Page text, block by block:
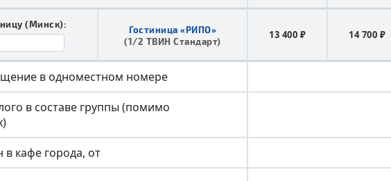
(Минск):
Гостиница «РИПО»
(1/2 ТВИН Стандарт)
13 400 ₽ 14 700 ₽
в одноместном номере
в составе группы (помимо
в кафе города, от